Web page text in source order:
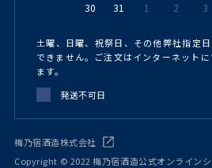
30 31 1 2 3
土曜、日曜、祝祭日、その他弊社指定
できません。ご注文はインターネット
ます。
発送不可日
梅乃宿酒造株式会社
Copyright © 2022 梅乃宿酒造公式オンライン